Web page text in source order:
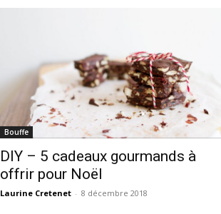
Bouffe
DIY – 5 cadeaux gourmands à
offrir pour Noël
Laurine Cretenet - 8 décembre 2018